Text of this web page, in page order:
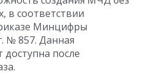
в соответствии
Минцифры
№ 857. Данная
после